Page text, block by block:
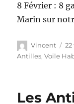
8 Février : 8
Marin sur
Vincent
Antilles,Voile
Les